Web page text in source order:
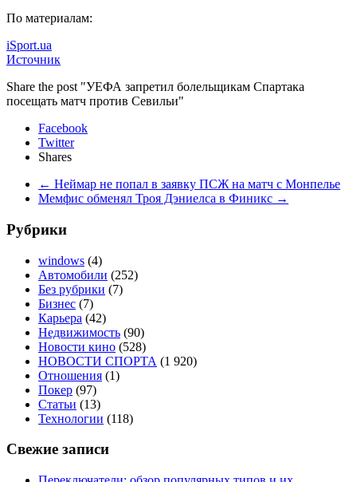
По материалам:
iSport.ua
Источник
Share the post "УЕФА запретил болельщикам Спартака
посещать матч против Севильи"
Facebook
Twitter
Shares
← Неймар не попал в заявку ПСЖ на матч с Монпелье
Мемфис обменял Троя Дэниелса в Финикс →
Рубрики
windows (4)
Автомобили (252)
Без рубрики (7)
Бизнес (7)
Карьера (42)
Недвижимость (90)
Новости кино (528)
НОВОСТИ СПОРТА (1 920)
Отношения (1)
Покер (97)
Статьи (13)
Технологии (118)
Свежие записи